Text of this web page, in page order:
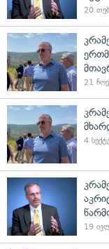
20
21
4
19